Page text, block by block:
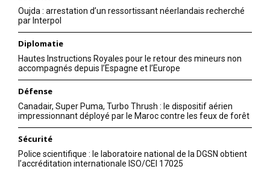
Oujda : arrestation d’un ressortissant néerlandais recherché
par Interpol
Diplomatie
Hautes Instructions Royales pour le retour des mineurs non
accompagnés depuis l’Espagne et l’Europe
Défense
Canadair, Super Puma, Turbo Thrush : le dispositif aérien
impressionnant déployé par le Maroc contre les feux de forêt
Sécurité
Police scientifique : le laboratoire national de la DGSN obtient
l’accréditation internationale ISO/CEI 17025